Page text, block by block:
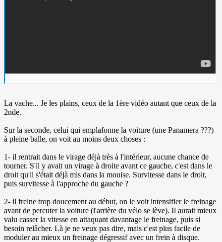
La vache... Je les plains, ceux de la 1ère vidéo autant que ceux de la
2nde.
Sur la seconde, celui qui emplafonne la voiture (une Panamera ???)
à pleine balle, on voit au moins deux choses :
1- il rentrait dans le virage déjà très à l'intérieur, aucune chance de
tourner. S'il y avait un virage à droite avant ce gauche, c'est dans le
droit qu'il s'était déjà mis dans la mouise. Survitesse dans le droit,
puis survitesse à l'approche du gauche ?
2- il freine trop doucement au début, on le voit intensifier le freinage
avant de percuter la voiture (l'arrière du vélo se lève). Il aurait mieux
valu casser la vitesse en attaquant davantage le freinage, puis si
besoin relâcher. Là je ne veux pas dire, mais c'est plus facile de
moduler au mieux un freinage dégressif avec un frein à disque.